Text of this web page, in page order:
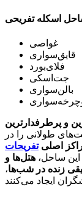
اسکله تفریحی
غواصی
قایق‌سواری
فلای‌بورد
جت‌اسکی
بالن‌سواری
و پرطرفدارترین
طولانی را در
اصلیتفریحات
ساحل، هتل‌ها و
زنده در شب‌ها،